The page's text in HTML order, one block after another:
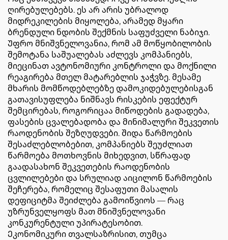
ღირებულებებს. ეს არ არის უბრალოდ
მიდრეკილების მიყოლება, არამედ მყარი
ბრენდული ნდობის შექმნის საფუძველი ნაბიჯი.
Უფრო მნიშვნელოვანია, რომ ამ მოწყობილობის
შემოტანა საშუალებას აძლევს კომპანიებს,
მიეცინათ ავტონომიური კონტროლი და მოქნილი
რეაგირება მთელ მატარებლის ჯაჭვზე. მესამე
მხარის მომწოდებლებზე დამოკიდებულებისგან
გათავისუფლება ნიშნავს რისკების ეფექტურ
შემცირებას, როგორიცაა მიწოდების გადადება,
ფასების ცვალებადობა და მინიმალური შეკვეთის
რაოდენობის შეზღუდვები. შიდა წარმოების
შესაძლებლობებით, კომპანიებს შეუძლიათ
წარმოება მოთხოვნის მიხედვით, სწრაფად
გაადასახონ შეკვეთების რაოდენობის
ცვლილებები და სრულიად აიცილონ წარმოების
შეჩერება, რომელიც შესაფუთი მასალის
დეფიციტმა შეიძლება გამოიწვიოს — რაც
უზრუნველყოფს მათ მნიშვნელოვანი
კონკურენტული უპირატესობით.
Ეკონომიკური თვალსაზრისით, თუმცა